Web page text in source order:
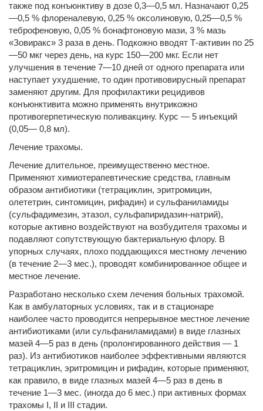
также под конъюнктиву в дозе 0,3—0,5 мл. Назначают 0,25
—0,5 % флореналевую, 0,25 % оксолиновую, 0,25—0,5 %
теброфеновую, 0,05 % бонафтоновую мази, 3 % мазь
«Зовиракс» 3 раза в день. Подкожно вводят Т-активин по 25
—50 мкг через день, на курс 150—200 мкг. Если нет
улучшения в течение 7—10 дней от одного препарата или
наступает ухудшение, то один противовирусный препарат
заменяют другим. Для профилактики рецидивов
конъюнктивита можно применять внутрикожно
противогерпетическую поливакцину. Курс — 5 инъекций
(0,05— 0,8 мл).
Лечение трахомы.
Лечение длительное, преимущественно местное.
Применяют химиотерапевтические средства, главным
образом антибиотики (тетрациклин, эритромицин,
олететрин, синтомицин, рифадин) и сульфаниламиды
(сульфадимезин, этазол, сульфапиридазин-натрий),
которые активно воздействуют на возбудителя трахомы и
подавляют сопутствующую бактериальную флору. В
упорных случаях, плохо поддающихся местному лечению
(в течение 2—3 мес.), проводят комбинированное общее и
местное лечение.
Разработано несколько схем лечения больных трахомой.
Как в амбулаторных условиях, так и в стационаре
наиболее часто проводится непрерывное местное лечение
антибиотиками (или сульфаниламидами) в виде глазных
мазей 4—5 раз в день (пролонгированного действия — 1
раз). Из антибиотиков наиболее эффективными являются
тетрациклин, эритромицин и рифадин, которые применяют,
как правило, в виде глазных мазей 4—5 раз в день в
течение 1—3 мес. (иногда до 6 мес.) при активных формах
трахомы I, II и III стадии.